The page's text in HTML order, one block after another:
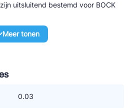
uitsluitend bestemd voor BOCK
Meer tonen
0.03